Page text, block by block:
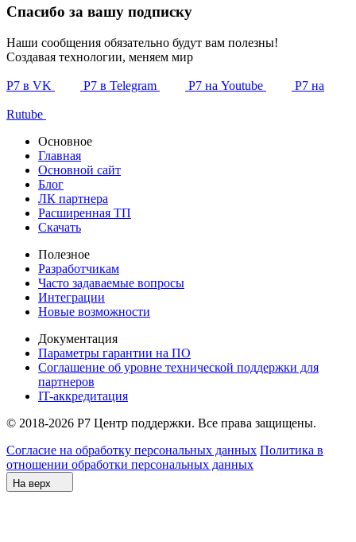
Спасибо за вашу подписку
Наши сообщения обязательно будут вам полезны!
Создавая технологии, меняем мир
Р7 в VK Р7 в Telegram Р7 на Youtube Р7 на
Rutube
Основное
Главная
Основной сайт
Блог
ЛК партнера
Расширенная ТП
Скачать
Полезное
Разработчикам
Часто задаваемые вопросы
Интеграции
Новые возможности
Документация
Параметры гарантии на ПО
Соглашение об уровне технической поддержки для
партнеров
IT-аккредитация
© 2018-2026 Р7 Центр поддержки. Все права защищены.
Согласие на обработку персональных данных Политика в
отношении обработки персональных данных
На верх